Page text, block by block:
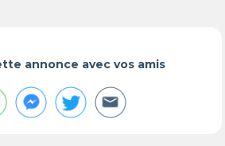
annonce avec vos amis